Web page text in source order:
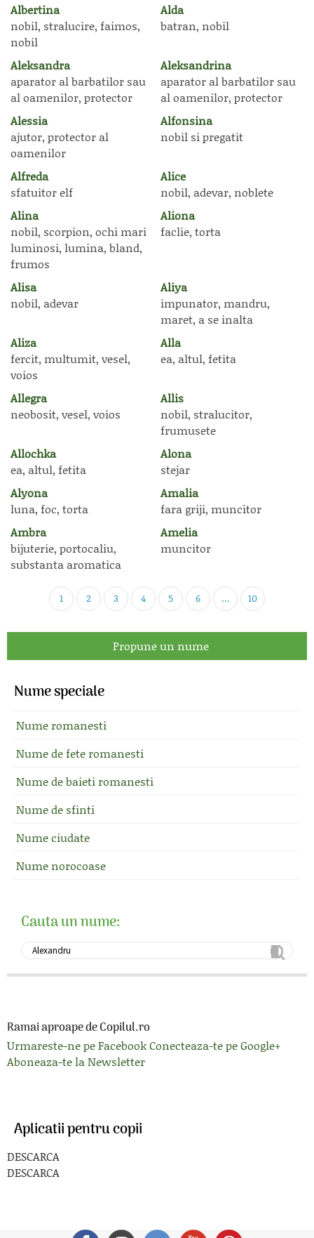
Albertina
nobil, stralucire, faimos,
nobil
Alda
batran, nobil
Aleksandra
aparator al barbatilor sau
al oamenilor, protector
Aleksandrina
aparator al barbatilor sau
al oamenilor, protector
Alessia
ajutor, protector al
oamenilor
Alfonsina
nobil si pregatit
Alfreda
sfatuitor elf
Alice
nobil, adevar, noblete
Alina
nobil, scorpion, ochi mari
luminosi, lumina, bland,
frumos
Aliona
faclie, torta
Alisa
nobil, adevar
Aliya
impunator, mandru,
maret, a se inalta
Aliza
fercit, multumit, vesel,
voios
Alla
ea, altul, fetita
Allegra
neobosit, vesel, voios
Allis
nobil, stralucitor,
frumusete
Allochka
ea, altul, fetita
Alona
stejar
Alyona
luna, foc, torta
Amalia
fara griji, muncitor
Ambra
bijuterie, portocaliu,
substanta aromatica
Amelia
muncitor
1 2 3 4 5 6 ... 10
Propune un nume
Nume speciale
Nume romanesti
Nume de fete romanesti
Nume de baieti romanesti
Nume de sfinti
Nume ciudate
Nume norocoase
Cauta un nume:
Ramai aproape de Copilul.ro
Urmareste-ne pe FacebookConecteaza-te pe Google+
Aboneaza-te la Newsletter
Aplicatii pentru copii
DESCARCA
DESCARCA